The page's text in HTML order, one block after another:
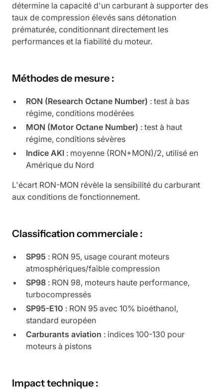
détermine la capacité d'un carburant à supporter des
taux de compression élevés sans détonation
prématurée, conditionnant directement les
performances et la fiabilité du moteur.
Méthodes de mesure :
RON (Research Octane Number) : test à bas
régime, conditions modérées
MON (Motor Octane Number) : test à haut
régime, conditions sévères
Indice AKI : moyenne (RON+MON)/2, utilisé en
Amérique du Nord
L'écart RON-MON révèle la sensibilité du carburant
aux conditions de fonctionnement.
Classification commerciale :
SP95 : RON 95, usage courant moteurs
atmosphériques/faible compression
SP98 : RON 98, moteurs haute performance,
turbocompressés
SP95-E10 : RON 95 avec 10% bioéthanol,
standard européen
Carburants aviation : indices 100-130 pour
moteurs à pistons
Impact technique :